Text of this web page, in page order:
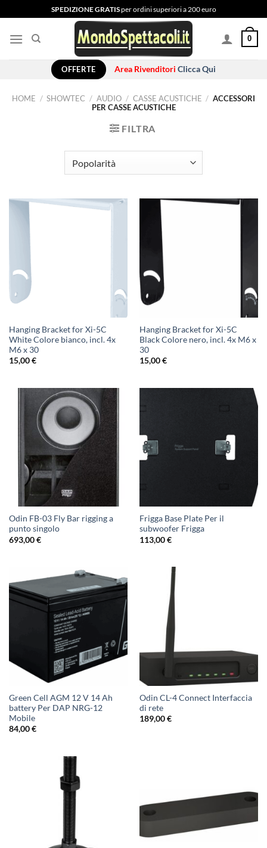
ai
contenuti
SPEDIZIONE GRATISper ordini superiori a 200 euro
0
OFFERTE Area Rivenditori Clicca Qui
HOME / SHOWTEC / AUDIO / CASSE ACUSTICHE / ACCESSORI
PER CASSE ACUSTICHE
FILTRA
Hanging Bracket for Xi-5C
White Colore bianco, incl. 4x
M6 x 30
15,00€
Hanging Bracket for Xi-5C
Black Colore nero, incl. 4x M6 x
30
15,00€
Odin FB-03 Fly Bar rigging a
punto singolo
693,00€
Frigga Base Plate Per il
subwoofer Frigga
113,00€
Green Cell AGM 12 V 14 Ah
battery Per DAP NRG-12
Mobile
84,00€
Odin CL-4 Connect Interfaccia
di rete
189,00€